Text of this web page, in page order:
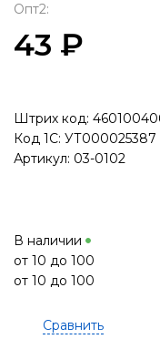
Опт2:
43 ₽
Штрих код:
Код 1С: УТ000025387
Артикул: 03-0102
В наличии
от 10 до 100
от 10 до 100
Сравнить